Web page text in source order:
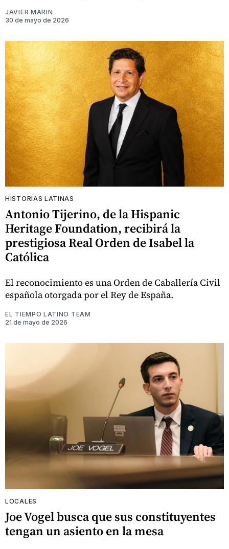
JAVIER MARIN
30 de mayo de 2026
HISTORIAS LATINAS
Antonio Tijerino, de la Hispanic
Heritage Foundation, recibirá la
prestigiosa Real Orden de Isabel la
Católica
El reconocimiento es una Orden de Caballería Civil
española otorgada por el Rey de España.
EL TIEMPO LATINO TEAM
21 de mayo de 2026
LOCALES
Joe Vogel busca que sus constituyentes
tengan un asiento en la mesa